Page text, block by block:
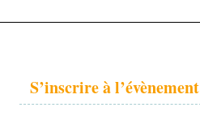
S’inscrire à l’évènement